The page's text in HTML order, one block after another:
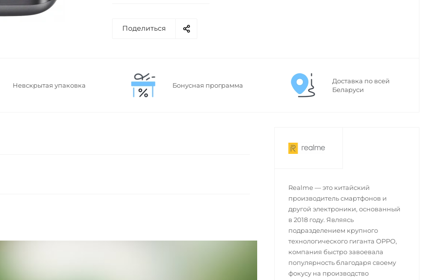
Поделиться
Невскрытая упаковка Бонусная программа
Доставка по всей
Беларуси
Realme — это китайский
производитель смартфонов и
другой электроники, основанный
в 2018 году. Являясь
подразделением крупного
технологического гиганта OPPO,
компания быстро завоевала
популярность благодаря своему
фокусу на производство